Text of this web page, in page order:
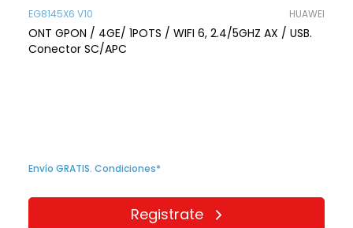
EG8145X6 V10 HUAWEI
ONT GPON / 4GE/ 1POTS / WIFI 6, 2.4/5GHZ AX / USB.
Conector SC/APC
Envío GRATIS. Condiciones*
Registrate